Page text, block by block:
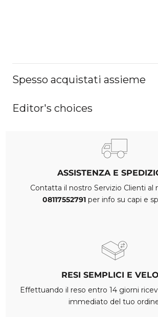
Spesso acquistati assieme
Editor's choices
ASSISTENZA E
Contatta il nostro Servizio Clienti al
08117552791 per info su capi e
RESI SEMPLICI E
Effettuando il reso entro 14 giorni
immediato del tuo